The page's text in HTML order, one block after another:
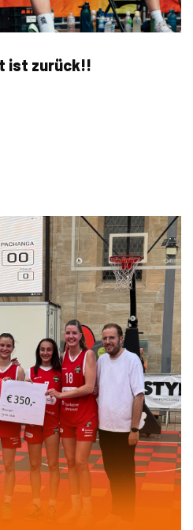
ist zurück!!